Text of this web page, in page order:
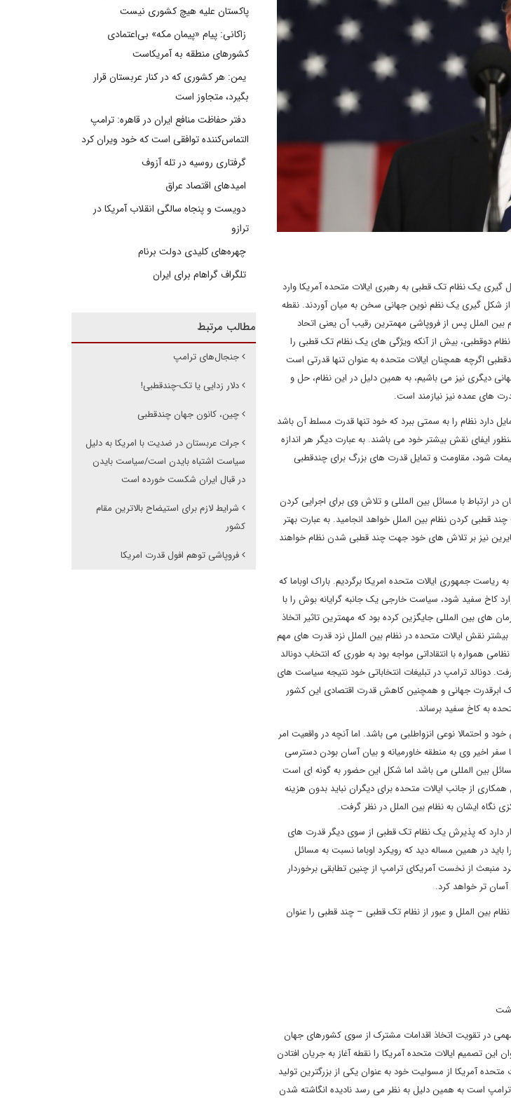
گیری یک نظام تک قطبی به رهبری ایالات متحده آمریکا وارد
از شکل گیری یک نظم نوین جهانی سخن به میان آوردند. نقطه
بین الملل پس از فروپاشی مهمترین رقیب آن یعنی اتحاد
نظام دوقطبی، بیش از آنکه ویژگی های یک نظام تک قطبی را
اگرچه همچنان ایالات متحده به عنوان تنها قدرتی است
دیگری نیز می باشیم، به همین دلیل در این نظام، حل و
های عمده نیز نیازمند است.
نظام را به سمتی ببرد که خود تنها قدرت مسلط آن باشد
ایفای نقش بیشتر خود می باشند. به عبارت دیگر هر اندازه
شود، مقاومت و تمایل قدرت های بزرگ برای چندقطبی
ارتباط با مسائل بین المللی و تلاش وی برای اجرایی کردن
قطبی کردن نظام بین الملل خواهد انجامید. به عبارت بهتر
نیز بر تلاش های خود جهت چند قطبی شدن نظام خواهند
جمهوری ایالات متحده امریکا برگردیم. باراک اوباما که
کاخ سفید شود، سیاست خارجی یک جانبه گرایانه بوش را با
های بین المللی جایگزین کرده بود که مهمترین تاثیر اتخاذ
نقش ایالات متحده در نظام بین الملل نزد قدرت های مهم
همواره با انتقاداتی مواجه بود به طوری که انتخاب دونالد
دونالد ترامپ در تبلیغات انتخاباتی خود نتیجه سیاست های
ابرقدرت جهانی و همچنین کاهش قدرت اقتصادی این کشور
به کاخ سفید برساند.
و احتمالا نوعی انزواطلبی می باشد. اما آنچه در واقعیت امر
سفر اخیر وی به منطقه خاورمیانه و بیان آسان بودن دسترسی
بین المللی می باشد اما شکل این حضور به گونه ای است
از جانب ایالات متحده برای دیگران نباید بدون هزینه
نگاه ایشان به نظام بین الملل در نظر گرفت.
دارد که پذیرش یک نظام تک قطبی از سوی دیگر قدرت های
در همین مساله دید که رویکرد اوباما نسبت به مسائل
منبعث از نخست آمریکای ترامپ از چنین تطابقی برخوردار
آسان تر خواهد کرد.
بین الملل و عبور از نظام تک قطبی – چند قطبی را عنوان
در تقویت اتخاذ اقدامات مشترک از سوی کشورهای جهان
تصمیم ایالات متحده آمریکا را نقطه آغاز به جریان افتادن
آمریکا از مسولیت خود به عنوان یکی از بزرگترین تولید
است به همین دلیل به نظر می رسد نادیده انگاشته شدن
پاکستان علیه هیچ کشوری نیست
زاکانی: پیام «پیمان مکه» بی‌اعتمادی
کشورهای منطقه به آمریکاست
یمن: هر کشوری که در کنار عربستان قرار
بگیرد، متجاوز است
دفتر حفاظت منافع ایران در قاهره: ترامپ
التماس‌کننده توافقی است که خود ویران کرد
گرفتاری روسیه در تله آزوف
امیدهای اقتصاد عراق
دویست و پنجاه سالگی انقلاب آمریکا در
ترازو
چهره‌های کلیدی دولت برنام
تلگراف گراهام برای ایران
مطالب مرتبط
جنجال‌های ترامپ
دلار زدایی یا تک-چندقطبی!
چین، کانون جهان چندقطبی
جرات عربستان در ضدیت با امریکا به دلیل
سیاست اشتباه بایدن است/سیاست بایدن
در قبال ایران شکست خورده است
شرایط لازم برای استیضاح بالاترین مقام
کشور
فروپاشی توهم افول قدرت امریکا